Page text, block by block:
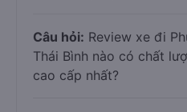
Câu hỏi: Review xe đi
Thái Bình nào có chất
cao cấp nhất?